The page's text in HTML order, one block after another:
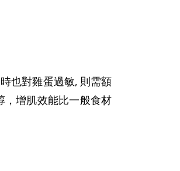
也對雞蛋過敏, 則需額
，增肌效能比一般食材